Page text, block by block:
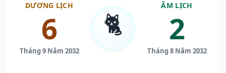
DƯƠNG LỊCH
6
Tháng 9 Năm 2032
🐈
ÂM LỊCH
2
Tháng 8 Năm 2032